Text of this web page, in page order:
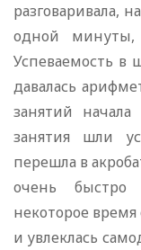
разговаривала,
одной минуты,
Успеваемость в
давалась
занятий
занятия шли
перешла в
очень быстро
некоторое время
и увлеклась